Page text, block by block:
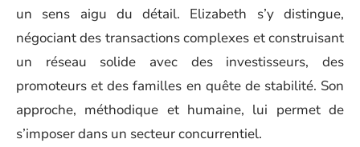
un sens aigu du détail. Elizabeth s’y distingue,
négociant des transactions complexes et construisant
un réseau solide avec des investisseurs, des
promoteurs et des familles en quête de stabilité. Son
approche, méthodique et humaine, lui permet de
s’imposer dans un secteur concurrentiel.